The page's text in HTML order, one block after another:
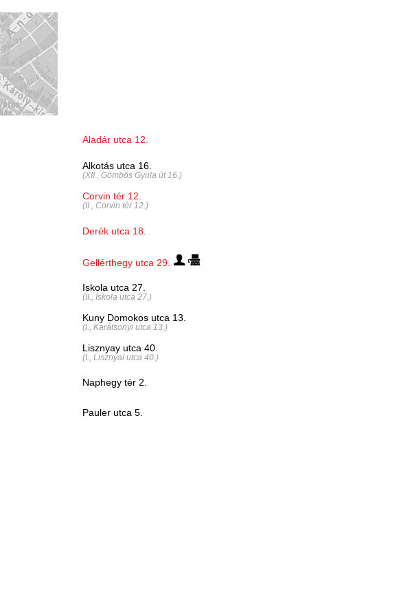
Aladár utca 12.
Alkotás utca 16.
(XII., Gömbös Gyula út 16.)
Corvin tér 12.
(II., Corvin tér 12.)
Derék utca 18.
Gellérthegy utca 29.
Iskola utca 27.
(II., Iskola utca 27.)
Kuny Domokos utca 13.
(I., Karátsonyi utca 13.)
Lisznyay utca 40.
(I., Lisznyai utca 40.)
Naphegy tér 2.
Pauler utca 5.